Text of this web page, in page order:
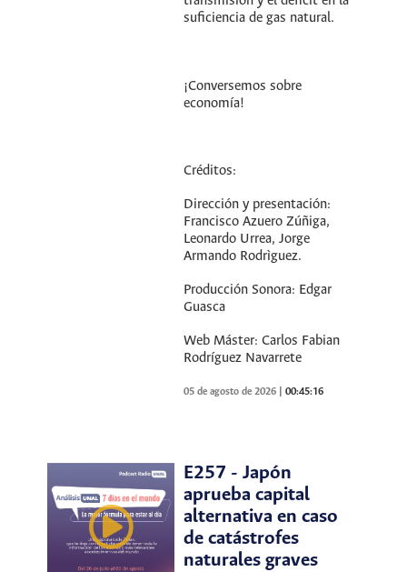
suficiencia de gas natural.
¡Conversemos sobre
economía!
Créditos:
Dirección y presentación:
Francisco Azuero Zúñiga,
Leonardo Urrea, Jorge
Armando Rodrìguez.
Producción Sonora: Edgar
Guasca
Web Máster: Carlos Fabian
Rodríguez Navarrete
05 de agosto de 2026 |00:45:16
E257 - Japón
aprueba capital
alternativa en caso
de catástrofes
naturales graves